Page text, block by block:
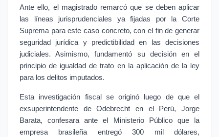
Ante ello, el magistrado remarcó que se deben aplicar
las líneas jurisprudenciales ya fijadas por la Corte
Suprema para este caso concreto, con el fin de generar
seguridad jurídica y predictibilidad en las decisiones
judiciales. Asimismo, fundamentó su decisión en el
principio de igualdad de trato en la aplicación de la ley
para los delitos imputados.
Esta investigación fiscal se originó luego de que el
exsuperintendente de Odebrecht en el Perú, Jorge
Barata, confesara ante el Ministerio Público que la
empresa brasileña entregó 300 mil dólares,